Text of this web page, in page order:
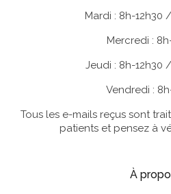
Mardi : 8h-12h30
Mercredi :
Jeudi : 8h-12h30
Vendredi :
Tous les e-mails reçus sont
patients et pensez à
À